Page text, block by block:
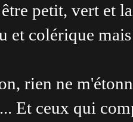
petit, vert et
et colérique
rien ne
Et ceux qui